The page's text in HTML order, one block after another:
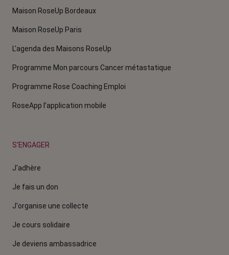
Maison RoseUp Bordeaux
Maison RoseUp Paris
L'agenda des Maisons RoseUp
Programme Mon parcours Cancer métastatique
Programme Rose Coaching Emploi
RoseApp l’application mobile
S'ENGAGER
J'adhère
Je fais un don
J'organise une collecte
Je cours solidaire
Je deviens ambassadrice